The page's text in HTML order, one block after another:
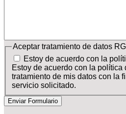
Aceptar tratamiento de datos
Estoy de acuerdo con la
Estoy de acuerdo con la política
tratamiento de mis datos con la
servicio solicitado.